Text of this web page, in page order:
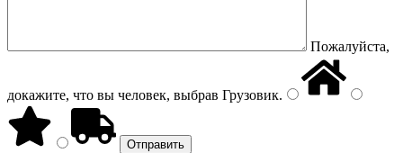
Пожалуйста,
докажите, что вы человек, выбрав Грузовик.